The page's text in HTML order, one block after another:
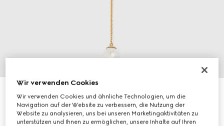
Gucci Blondie Halskette mit Perlenanhänger
CHF 510
Wir verwenden Cookies
Wir verwenden Cookies und ähnliche Technologien, um die
Navigation auf der Website zu verbessern, die Nutzung der
Website zu analysieren, uns bei unseren Marketingaktivitäten zu
unterstützen und Ihnen zu ermöglichen, unsere Inhalte auf Ihren